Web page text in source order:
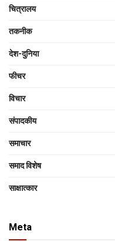
चित्रालय
तकनीक
देश-दुनिया
फीचर
विचार
संपादकीय
समाचार
समाद विशेष
साक्षात्‍कार
Meta